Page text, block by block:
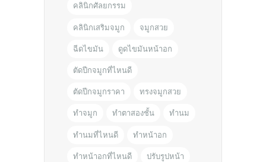
คลินิกศัลยกรรม
คลินิกเสริมจมูก จมูกสวย
ฉีดไขมัน ดูดไขมันหน้าอก
ตัดปีกจมูกที่ไหนดี
ตัดปีกจมูกราคา ทรงจมูกสวย
ทำจมูก ทำตาสองชั้น ทำนม
ทำนมที่ไหนดี ทำหน้าอก
ทำหน้าอกที่ไหนดี ปรับรูปหน้า